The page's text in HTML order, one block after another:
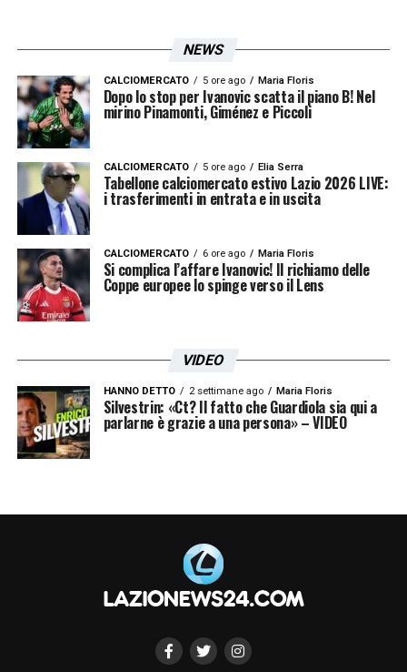
successivi soccorsi.
LA PLAYLIST DELLE NOSTRE TOP NEWS
NEWS
CALCIOMERCATO 5 ore ago Maria Floris
Dopo lo stop per Ivanovic scatta il piano B! Nel
mirino Pinamonti, Giménez e Piccoli
CALCIOMERCATO 5 ore ago Elia Serra
Tabellone calciomercato estivo Lazio 2026 LIVE:
i trasferimenti in entrata e in uscita
CALCIOMERCATO 6 ore ago Maria Floris
Si complica l’affare Ivanovic! Il richiamo delle
Coppe europee lo spinge verso il Lens
VIDEO
HANNO DETTO 2 settimane ago Maria Floris
Silvestrin: «Ct? Il fatto che Guardiola sia qui a
parlarne è grazie a una persona» – VIDEO